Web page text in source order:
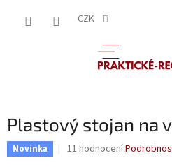
CZK
Plastový stojan na
Novinka
Průměrné
11 hodnocení